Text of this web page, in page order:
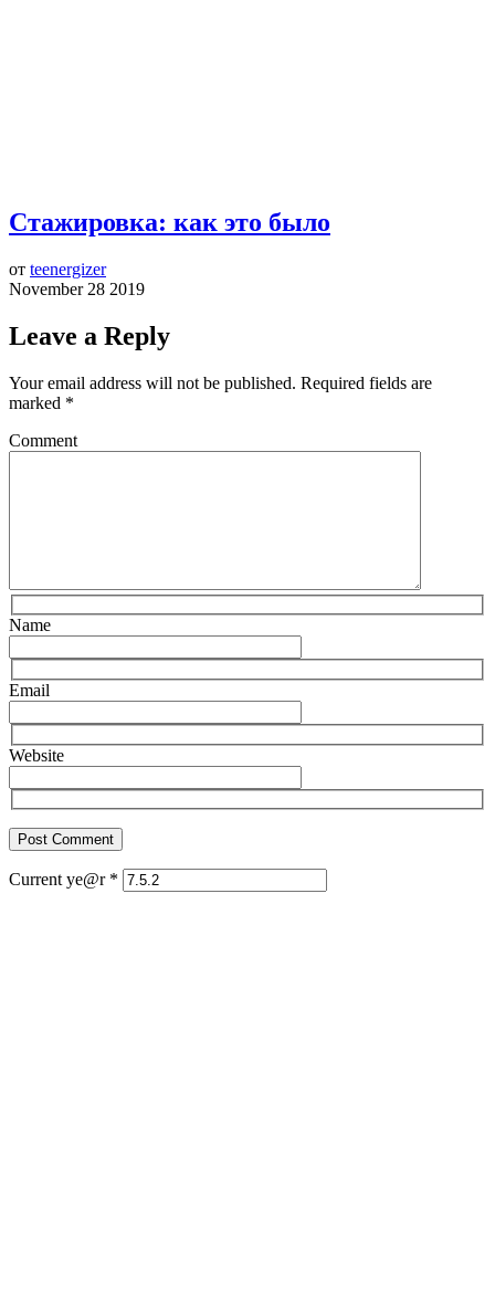
Стажировка: как это было
от teenergizer
November 28 2019
Leave a Reply
Your email address will not be published. Required fields are
marked *
Comment
Name
Email
Website
Current ye@r *